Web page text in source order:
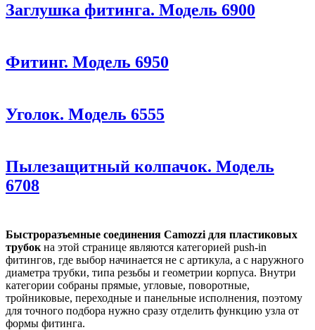
Заглушка фитинга. Модель 6900
Фитинг. Модель 6950
Уголок. Модель 6555
Пылезащитный колпачок. Модель
6708
Быстроразъемные соединения Camozzi для пластиковых
трубок на этой странице являются категорией push-in
фитингов, где выбор начинается не с артикула, а с наружного
диаметра трубки, типа резьбы и геометрии корпуса. Внутри
категории собраны прямые, угловые, поворотные,
тройниковые, переходные и панельные исполнения, поэтому
для точного подбора нужно сразу отделить функцию узла от
формы фитинга.